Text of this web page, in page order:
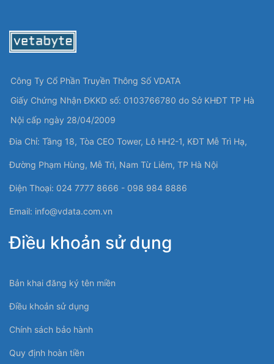
Công Ty Cổ Phần Truyền Thông Số VDATA
Giấy Chứng Nhận ĐKKD số: 0103766780 do Sở KHĐT TP Hà
Nội cấp ngày 28/04/2009
Đia Chỉ: Tầng 18, Tòa CEO Tower, Lô HH2-1, KĐT Mễ Trì Hạ,
Đường Phạm Hùng, Mễ Trì, Nam Từ Liêm, TP Hà Nội
Điện Thoại: 024 7777 8666 - 098 984 8886
Email: info@vdata.com.vn
Điều khoản sử dụng
Bản khai đăng ký tên miền
Điều khoản sử dụng
Chính sách bảo hành
Quy định hoàn tiền